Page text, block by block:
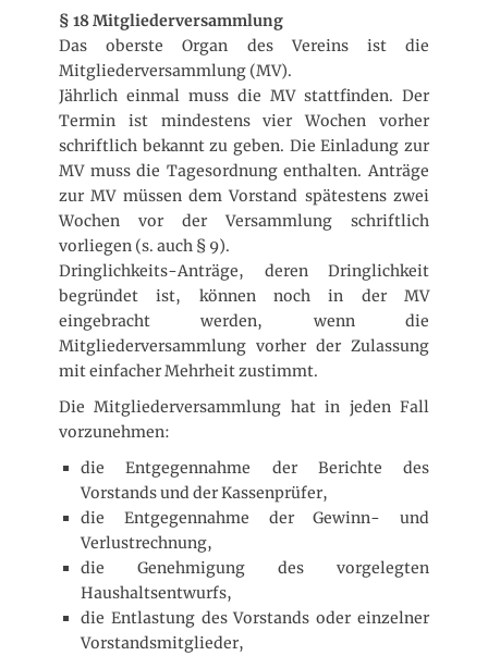
§ 18 Mitgliederversammlung
Das oberste Organ des Vereins ist die
Mitgliederversammlung (MV).
Jährlich einmal muss die MV stattfinden. Der
Termin ist mindestens vier Wochen vorher
schriftlich bekannt zu geben. Die Einladung zur
MV muss die Tagesordnung enthalten. Anträge
zur MV müssen dem Vorstand spätestens zwei
Wochen vor der Versammlung schriftlich
vorliegen (s. auch § 9).
Dringlichkeits-Anträge, deren Dringlichkeit
begründet ist, können noch in der MV
eingebracht werden, wenn die
Mitgliederversammlung vorher der Zulassung
mit einfacher Mehrheit zustimmt.
Die Mitgliederversammlung hat in jeden Fall
vorzunehmen:
die Entgegennahme der Berichte des
Vorstands und der Kassenprüfer,
die Entgegennahme der Gewinn- und
Verlustrechnung,
die Genehmigung des vorgelegten
Haushaltsentwurfs,
die Entlastung des Vorstands oder einzelner
Vorstandsmitglieder,